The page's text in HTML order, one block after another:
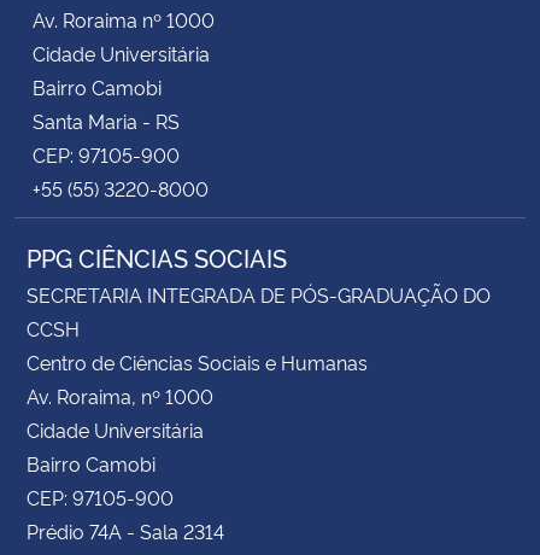
Av. Roraima nº 1000
Cidade Universitária
Bairro Camobi
Santa Maria - RS
CEP: 97105-900
+55 (55) 3220-8000
PPG CIÊNCIAS SOCIAIS
SECRETARIA INTEGRADA DE PÓS-GRADUAÇÃO DO
CCSH
Centro de Ciências Sociais e Humanas
Av. Roraima, nº 1000
Cidade Universitária
Bairro Camobi
CEP: 97105-900
Prédio 74A - Sala 2314